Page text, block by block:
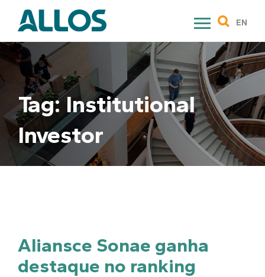
content
EN
Tag:Institutional
Investor
Aliansce Sonae ganha
destaque no ranking